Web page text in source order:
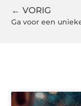
← VORIG
Ga voor een